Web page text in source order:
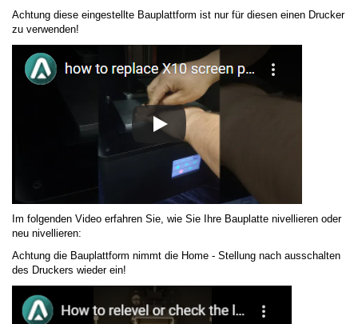
Achtung diese eingestellte Bauplattform ist nur für diesen einen Drucker
zu verwenden!
Im folgenden Video erfahren Sie, wie Sie Ihre Bauplatte nivellieren oder
neu nivellieren:
Achtung die Bauplattform nimmt die Home - Stellung nach ausschalten
des Druckers wieder ein!